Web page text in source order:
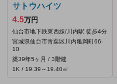
サトウハイツ
4.5万円
仙台市地下鉄東西線/川内駅 徒歩4分
宮城県仙台市青葉区川内亀岡町66‐
10
築39年5ヶ月 / 3階建
1K / 19.39～19.40㎡